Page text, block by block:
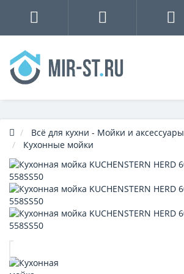
Всё для кухни - Мойки и аксессуары
Кухонные мойки